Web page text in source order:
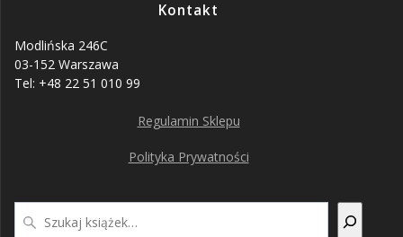
Kontakt
Modlińska 246C
03-152 Warszawa
Tel: +48 22 51 010 99
Regulamin Sklepu
Polityka Prywatności